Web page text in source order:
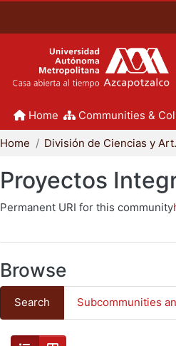
Home Communities &
Home
Proyectos
Permanent URI for this community
Browse
Search Subcommunities